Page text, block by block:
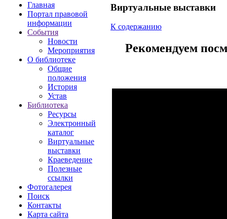
Главная
Портал правовой
информации
События
Новости
Мероприятия
О библиотеке
Общие
положения
История
Устав
Библиотека
Ресурсы
Электронный
каталог
Виртуальные
выставки
Краеведение
Полезные
ссылки
Фотогалерея
Поиск
Контакты
Карта сайта
Виртуальные выставки
К содержанию
Рекомендуем